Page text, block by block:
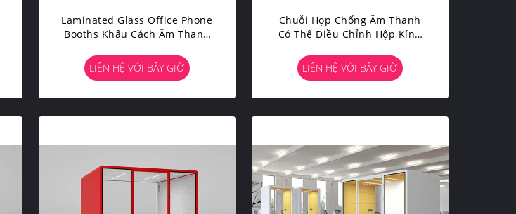
Laminated Glass Office Phone
Booths Khẩu Cách Âm Thanh
Ráp
LIÊN HỆ VỚI BÂY GIỜ
Chuỗi Họp Chống Âm Thanh
Có Thể Điều Chỉnh Hộp Kính
LIÊN HỆ VỚI BÂY GIỜ